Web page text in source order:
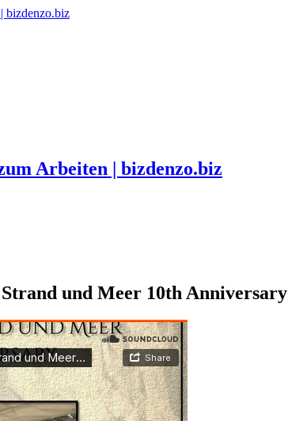
Arbeiten | bizdenzo.biz
und Meer 10th Anniversary